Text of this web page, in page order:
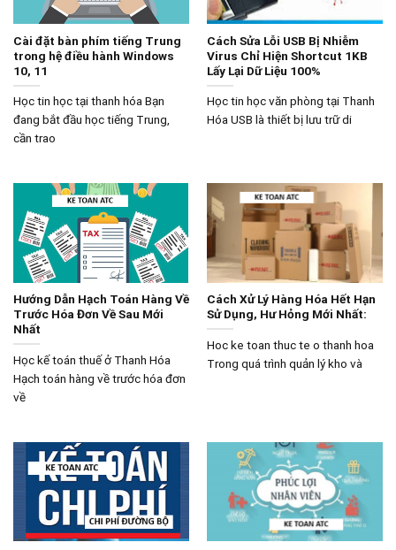
Cài đặt bàn phím tiếng Trung
trong hệ điều hành Windows
10, 11
Học tin học tại thanh hóa Bạn
đang bắt đầu học tiếng Trung,
cần trao
Cách Sửa Lỗi USB Bị Nhiễm
Virus Chỉ Hiện Shortcut 1KB
Lấy Lại Dữ Liệu 100%
Học tin học văn phòng tại Thanh
Hóa USB là thiết bị lưu trữ di
Hướng Dẫn Hạch Toán Hàng Về
Trước Hóa Đơn Về Sau Mới
Nhất
Học kế toán thuế ở Thanh Hóa
Hạch toán hàng về trước hóa đơn
về
Cách Xử Lý Hàng Hóa Hết Hạn
Sử Dụng, Hư Hỏng Mới Nhất:
Hoc ke toan thuc te o thanh hoa
Trong quá trình quản lý kho và